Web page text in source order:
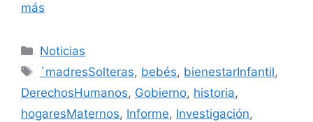
más
Categorías
Noticias
Etiquetas
`madresSolteras, bebés, bienestarInfantil,
DerechosHumanos, Gobierno, historia,
hogaresMaternos, Informe, Investigación,